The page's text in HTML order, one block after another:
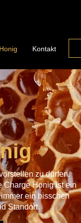
Honig Kontakt
zu dürfen.
Charge Honig ist ein
ein bisschen
Standort.